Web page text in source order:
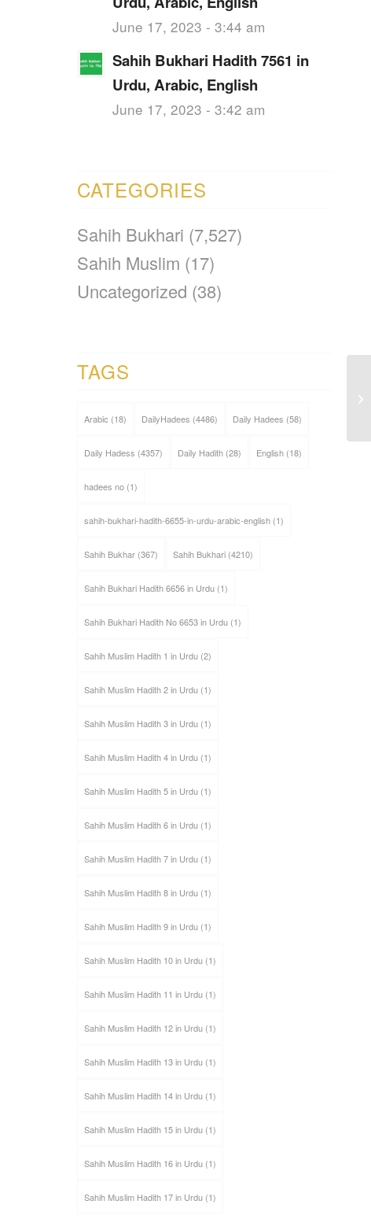
June 17, 2023 - 3:44 am
Sahih Bukhari Hadith 7561 in
Urdu, Arabic, English
June 17, 2023 - 3:42 am
CATEGORIES
Sahih Bukhari (7,527)
Sahih Muslim (17)
Uncategorized (38)
TAGS
Arabic (18) DailyHadees (4486) Daily Hadees (58)
Daily Hadess (4357) Daily Hadith(28) English(18)
hadees no(1)
sahih-bukhari-hadith-6655-in-urdu-arabic-english(1)
Sahih Bukhar(367) Sahih Bukhari(4210)
Sahih Bukhari Hadith 6656 in Urdu(1)
Sahih Bukhari Hadith No 6653 in Urdu(1)
Sahih Muslim Hadith 1 in Urdu(2)
Sahih Muslim Hadith 2 in Urdu(1)
Sahih Muslim Hadith 3 in Urdu(1)
Sahih Muslim Hadith 4 in Urdu(1)
Sahih Muslim Hadith 5 in Urdu(1)
Sahih Muslim Hadith 6 in Urdu(1)
Sahih Muslim Hadith 7 in Urdu(1)
Sahih Muslim Hadith 8 in Urdu(1)
Sahih Muslim Hadith 9 in Urdu(1)
Sahih Muslim Hadith 10 in Urdu(1)
Sahih Muslim Hadith 11 in Urdu(1)
Sahih Muslim Hadith 12 in Urdu(1)
Sahih Muslim Hadith 13 in Urdu(1)
Sahih Muslim Hadith 14 in Urdu(1)
Sahih Muslim Hadith 15 in Urdu(1)
Sahih Muslim Hadith 16 in Urdu(1)
Sahih Muslim Hadith 17 in Urdu(1)